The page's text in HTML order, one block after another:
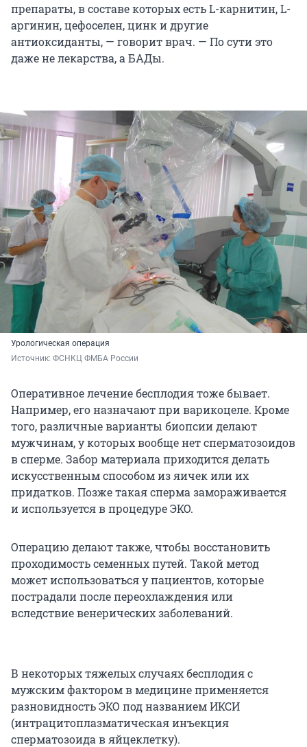
препараты, в составе которых есть L-карнитин, L-
аргинин, цефоселен, цинк и другие
антиоксиданты, — говорит врач. — По сути это
даже не лекарства, а БАДы.
Урологическая операция
Источник: ФСНКЦ ФМБА России
Оперативное лечение бесплодия тоже бывает.
Например, его назначают при варикоцеле. Кроме
того, различные варианты биопсии делают
мужчинам, у которых вообще нет сперматозоидов
в сперме. Забор материала приходится делать
искусственным способом из яичек или их
придатков. Позже такая сперма замораживается
и используется в процедуре ЭКО.
Операцию делают также, чтобы восстановить
проходимость семенных путей. Такой метод
может использоваться у пациентов, которые
пострадали после переохлаждения или
вследствие венерических заболеваний.
В некоторых тяжелых случаях бесплодия с
мужским фактором в медицине применяется
разновидность ЭКО под названием ИКСИ
(интрацитоплазматическая инъекция
сперматозоида в яйцеклетку).